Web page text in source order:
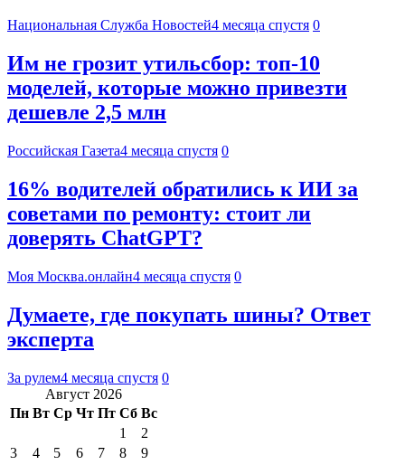
Национальная Служба Новостей4 месяца спустя 0
Им не грозит утильсбор: топ-10
моделей, которые можно привезти
дешевле 2,5 млн
Российская Газета4 месяца спустя 0
16% водителей обратились к ИИ за
советами по ремонту: стоит ли
доверять ChatGPT?
Моя Москва.онлайн4 месяца спустя 0
Думаете, где покупать шины? Ответ
эксперта
За рулем4 месяца спустя 0
Август 2026
Пн Вт Ср Чт Пт Сб Вс
1
2
3
4 5 6 7 8
9